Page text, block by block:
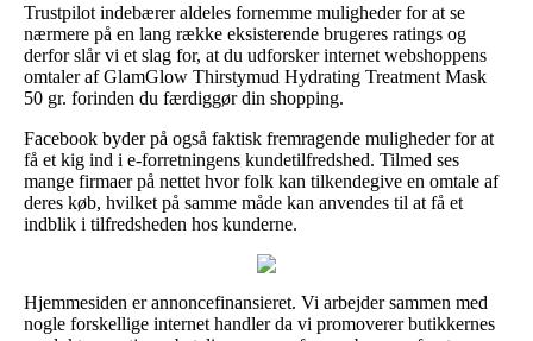
Trustpilot indebærer aldeles fornemme muligheder for at se
nærmere på en lang række eksisterende brugeres ratings og
derfor slår vi et slag for, at du udforsker internet webshoppens
omtaler af GlamGlow Thirstymud Hydrating Treatment Mask
50 gr. forinden du færdiggør din shopping.
Facebook byder på også faktisk fremragende muligheder for at
få et kig ind i e-forretningens kundetilfredshed. Tilmed ses
mange firmaer på nettet hvor folk kan tilkendegive en omtale af
deres køb, hvilket på samme måde kan anvendes til at få et
indblik i tilfredsheden hos kunderne.
Hjemmesiden er annoncefinansieret. Vi arbejder sammen med
nogle forskellige internet handler da vi promoverer butikkernes